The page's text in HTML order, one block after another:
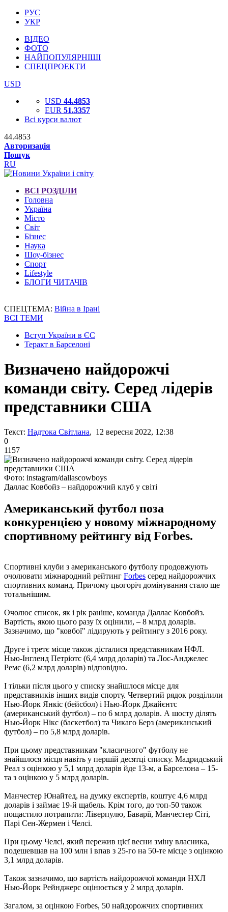
РУС
УКР
ВІДЕО
ФОТО
НАЙПОПУЛЯРНІШІ
СПЕЦПРОЕКТИ
USD
USD 44.4853
EUR 51.3357
Всі курси валют
44.4853
Авторизація
Пошук
RU
ВСІ РОЗДІЛИ
Головна
Україна
Місто
Світ
Бізнес
Наука
Шоу-бізнес
Спорт
Lifestyle
БЛОГИ ЧИТАЧІВ
СПЕЦТЕМА: Війна в Ірані
ВСІ ТЕМИ
Вступ України в ЄС
Теракт в Барселоні
Визначено найдорожчі
команди світу. Серед лідерів
представники США
Текст: Надтока Світлана, 12 вересня 2022, 12:38
0
1157
Фото: instagram/dallascowboys
Даллас Ковбойз – найдорожчий клуб у світі
Американський футбол поза
конкуренцією у новому міжнародному
спортивному рейтингу від Forbes.
Спортивні клуби з американського футболу продовжують
очолювати міжнародний рейтинг Forbes серед найдорожчих
спортивних команд. Причому цьогоріч домінування стало ще
тотальнішим.
Очолює список, як і рік раніше, команда Даллас Ковбойз.
Вартість, якою цього разу їх оцінили, – 8 млрд доларів.
Зазначимо, що "ковбої" лідирують у рейтингу з 2016 року.
Друге і третє місце також дісталися представникам НФЛ.
Нью-Інгленд Петріотс (6,4 млрд доларів) та Лос-Анджелес
Ремс (6,2 млрд доларів) відповідно.
І тільки після цього у списку знайшлося місце для
представників інших видів спорту. Четвертий рядок розділили
Нью-Йорк Янкіс (бейсбол) і Нью-Йорк Джайєнтс
(американський футбол) – по 6 млрд доларів. А шосту ділять
Нью-Йорк Нікс (баскетбол) та Чикаго Берз (американський
футбол) – по 5,8 млрд доларів.
При цьому представникам "класичного" футболу не
знайшлося місця навіть у першій десятці списку. Мадридський
Реал з оцінкою у 5,1 млрд доларів йде 13-м, а Барселона – 15-
та з оцінкою у 5 млрд доларів.
Манчестер Юнайтед, на думку експертів, коштує 4,6 млрд
доларів і займає 19-й щабель. Крім того, до топ-50 також
пощастило потрапити: Ліверпулю, Баварії, Манчестер Сіті,
Парі Сен-Жермен і Челсі.
При цьому Челсі, який пережив цієї весни зміну власника,
подешевшав на 100 млн і впав з 25-го на 50-те місце з оцінкою
3,1 млрд доларів.
Також зазначимо, що вартість найдорожчої команди НХЛ
Нью-Йорк Рейнджерс оцінюється у 2 млрд доларів.
Загалом, за оцінкою Forbes, 50 найдорожчих спортивних